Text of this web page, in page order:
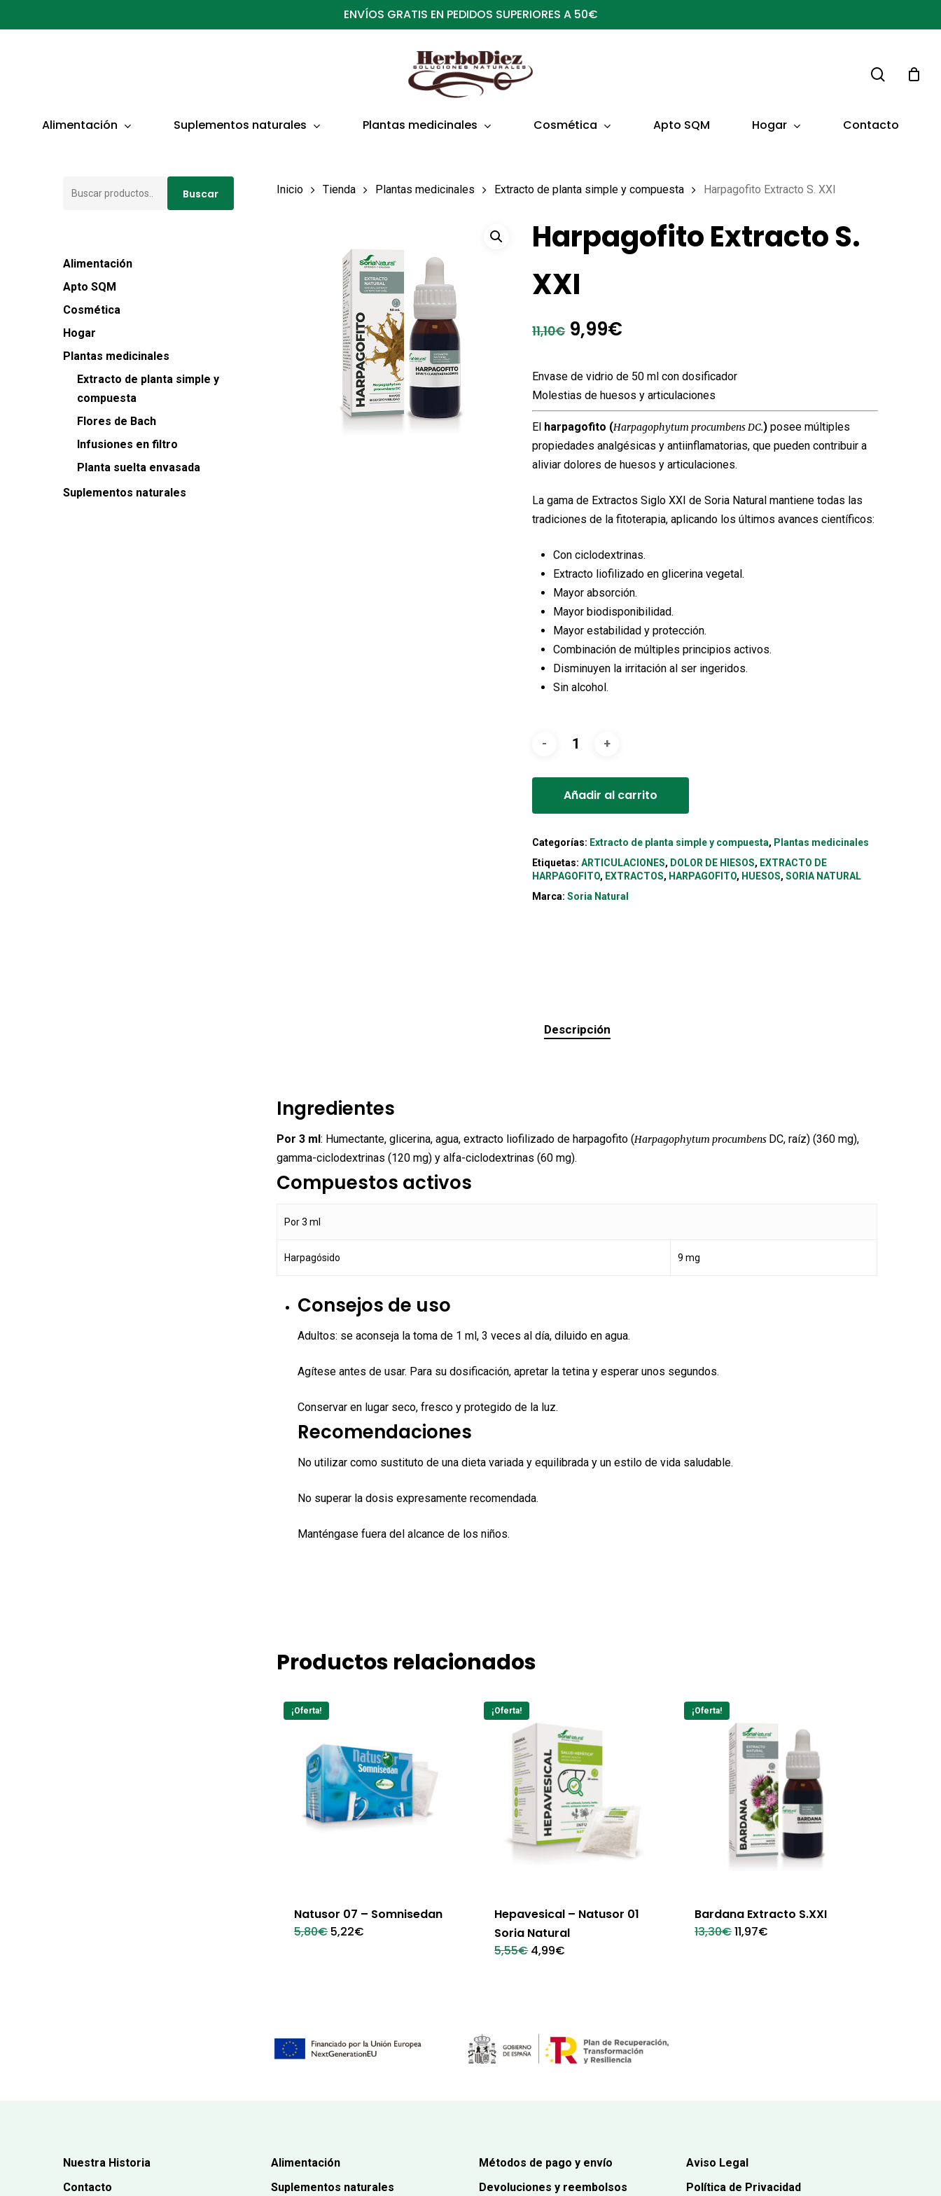
al
ENVÍOS GRATIS EN PEDIDOS SUPERIORES A 50€
Presionar ENTER para buscar o ESC para cerrar
Alimentación Suplementos naturales Plantas medicinales Cosmética Apto SQM Hogar Contacto
Buscar
Alimentación
Apto SQM
Cosmética
Hogar
Plantas medicinales
Extracto de planta simple y
compuesta
Flores de Bach
Infusiones en filtro
Planta suelta envasada
Suplementos naturales
Inicio Tienda Plantas medicinales Extracto de planta simple y compuesta Harpagofito Extracto S. XXI
Harpagofito Extracto S.
XXI
11,10€ El
original
era:
11,10€.
9,99€
actual
es:
9,99€.
Envase de vidrio de 50 ml con dosificador
Molestias de huesos y articulaciones
El harpagofito (Harpagophytum procumbens DC.)posee múltiples
propiedades analgésicas y antiinflamatorias, que pueden contribuir a
aliviar dolores de huesos y articulaciones.
La gama de Extractos Siglo XXI de Soria Natural mantiene todas las
tradiciones de la fitoterapia, aplicando los últimos avances científicos:
Con ciclodextrinas.
Extracto liofilizado en glicerina vegetal.
Mayor absorción.
Mayor biodisponibilidad.
Mayor estabilidad y protección.
Combinación de múltiples principios activos.
Disminuyen la irritación al ser ingeridos.
Sin alcohol.
Añadir al carrito
Categorías: Extracto de planta simple y compuesta, Plantas medicinales
Etiquetas:ARTICULACIONES, DOLOR DE HIESOS, EXTRACTO DE
HARPAGOFITO, EXTRACTOS, HARPAGOFITO, HUESOS,SORIA NATURAL
Marca:Soria Natural
Descripción
Ingredientes
Por 3 ml: Humectante, glicerina, agua, extracto liofilizado de harpagofito (Harpagophytum procumbens DC, raíz) (360 mg),
gamma-ciclodextrinas (120 mg) y alfa-ciclodextrinas (60 mg).
Compuestos activos
Por 3 ml
Harpagósido 9 mg
Consejos de uso
Adultos: se aconseja la toma de 1 ml, 3 veces al día, diluido en agua.
Agítese antes de usar. Para su dosificación, apretar la tetina y esperar unos segundos.
Conservar en lugar seco, fresco y protegido de la luz.
Recomendaciones
No utilizar como sustituto de una dieta variada y equilibrada y un estilo de vida saludable.
No superar la dosis expresamente recomendada.
Manténgase fuera del alcance de los niños.
Productos relacionados
¡Oferta!
Natusor 07 – Somnisedan
5,80€ El
precio
5,22€
¡Oferta!
Hepavesical – Natusor 01
Soria Natural
5,55€ El
precio
4,99€
¡Oferta!
Bardana Extracto S.XXI
13,30€El
precio
11,97€
Nuestra Historia
Contacto
Alimentación
Suplementos naturales
Métodos de pago y envío
Devoluciones y reembolsos
Aviso Legal
Política de Privacidad